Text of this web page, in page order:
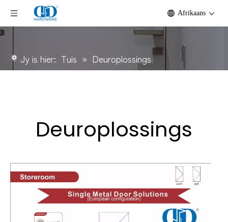
Afrikaans
Jy is hier: Tuis » Deuroplossings
Deuroplossings